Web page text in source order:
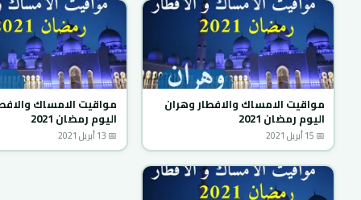
مواقيت الامساك والافطار وهران
اليوم رمضان 2021
📅 15 أبريل 2021
مواقيت الامساك
اليوم رمضان 2021
📅 13 أبريل 2021